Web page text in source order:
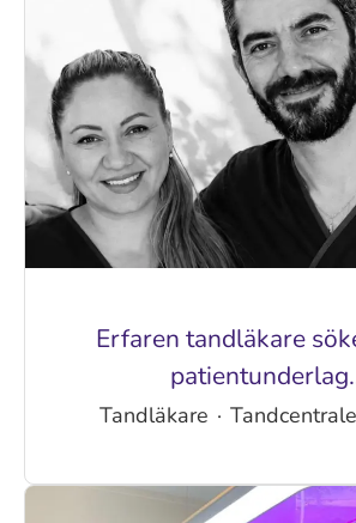
Erfaren tandläkare
Tandläkare ·